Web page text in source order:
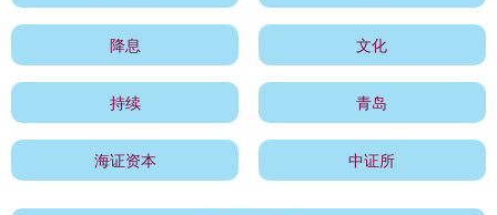
降息 文化
持续 青岛
海证资本 中证所